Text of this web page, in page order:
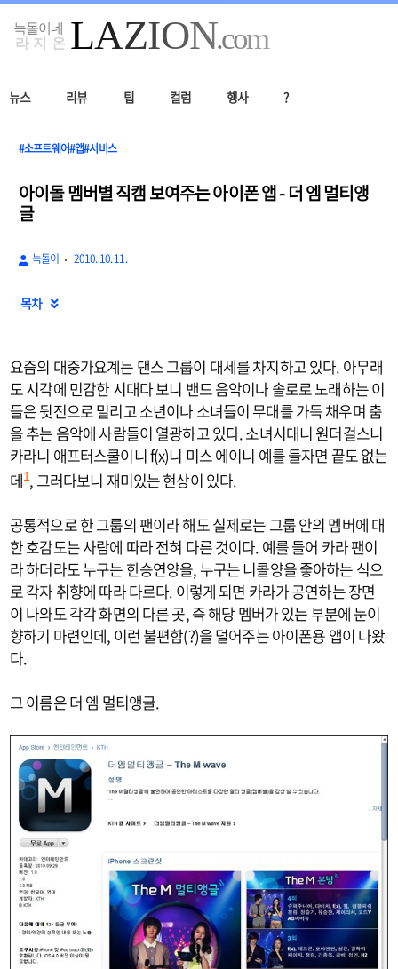
뉴스 리뷰 팁 컬럼 행사 ?
#소프트웨어#앱#서비스
아이돌 멤버별 직캠 보여주는 아이폰 앱 - 더 엠 멀티앵
글
늑돌이 2010. 10. 11.
목차 
요즘의 대중가요계는 댄스 그룹이 대세를 차지하고 있다. 아무래
도 시각에 민감한 시대다 보니 밴드 음악이나 솔로로 노래하는 이
들은 뒷전으로 밀리고 소년이나 소녀들이 무대를 가득 채우며 춤
을 추는 음악에 사람들이 열광하고 있다. 소녀시대니 원더걸스니
카라니 애프터스쿨이니 f(x)니 미스 에이니 예를 들자면 끝도 없는
데1, 그러다보니 재미있는 현상이 있다.
공통적으로 한 그룹의 팬이라 해도 실제로는 그룹 안의 멤버에 대
한 호감도는 사람에 따라 전혀 다른 것이다. 예를 들어 카라 팬이
라 하더라도 누구는 한승연양을, 누구는 니콜양을 좋아하는 식으
로 각자 취향에 따라 다르다. 이렇게 되면 카라가 공연하는 장면
이 나와도 각각 화면의 다른 곳, 즉 해당 멤버가 있는 부분에 눈이
향하기 마련인데, 이런 불편함(?)을 덜어주는 아이폰용 앱이 나왔
다.
그 이름은 더 엠 멀티앵글.